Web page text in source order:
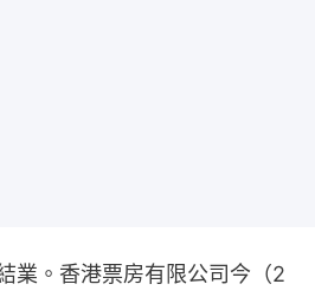
業。香港票房有限公司今（2